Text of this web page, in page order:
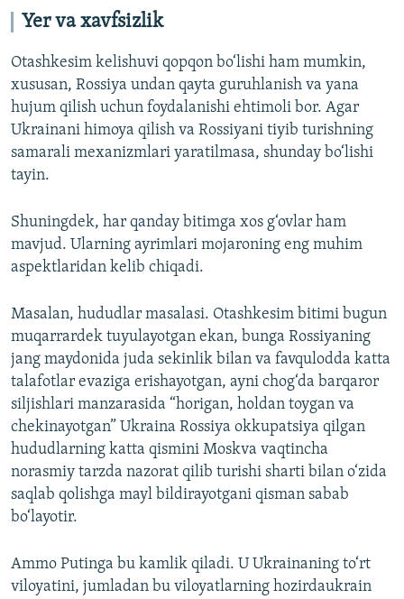
Yer va xavfsizlik
Otashkesim kelishuvi qopqon bo‘lishi ham mumkin,
xususan, Rossiya undan qayta guruhlanish va yana
hujum qilish uchun foydalanishi ehtimoli bor. Agar
Ukrainani himoya qilish va Rossiyani tiyib turishning
samarali mexanizmlari yaratilmasa, shunday bo‘lishi
tayin.
Shuningdek, har qanday bitimga xos g‘ovlar ham
mavjud. Ularning ayrimlari mojaroning eng muhim
aspektlaridan kelib chiqadi.
Masalan, hududlar masalasi. Otashkesim bitimi bugun
muqarrardek tuyulayotgan ekan, bunga Rossiyaning
jang maydonida juda sekinlik bilan va favqulodda katta
talafotlar evaziga erishayotgan, ayni chog‘da barqaror
siljishlari manzarasida “horigan, holdan toygan va
chekinayotgan” Ukraina Rossiya okkupatsiya qilgan
hududlarning katta qismini Moskva vaqtincha
norasmiy tarzda nazorat qilib turishi sharti bilan o‘zida
saqlab qolishga mayl bildirayotgani qisman sabab
bo‘layotir.
Ammo Putinga bu kamlik qiladi. U Ukrainaning to‘rt
viloyatini, jumladan bu viloyatlarning hozirdaukrain